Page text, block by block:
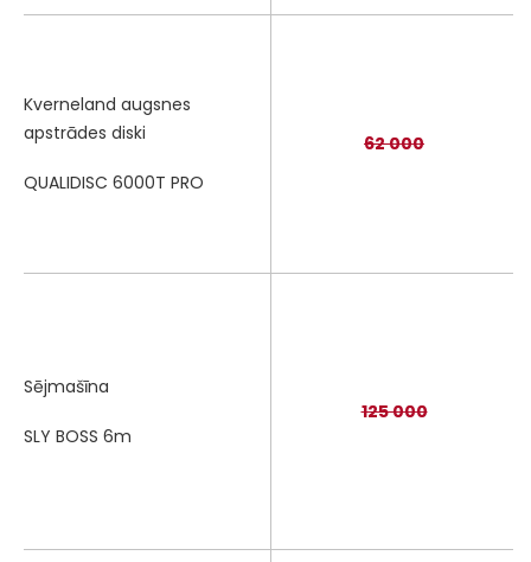
Kverneland augsnes
apstrādes diski
QUALIDISC 6000T PRO
62 000
Sējmašīna
SLY BOSS 6m
125 000